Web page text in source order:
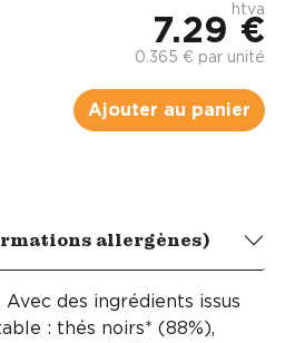
htva
7.29 €
0.365 € par unité
Ajouter au panier
allergènes)
des ingrédients issus
: thés noirs* (88%),